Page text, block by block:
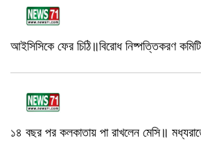
আইসিসিকে ফের চিঠি॥বিরোধ নিষ্পত্তিকরণ
১৪ বছর পর কলকাতায় পা রাখলেন মেসি॥